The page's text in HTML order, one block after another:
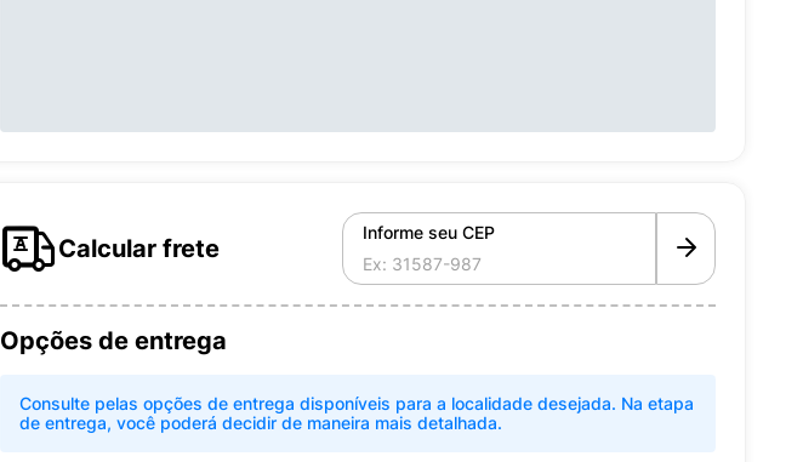
Calcular frete
Informe seu CEP
Opções de entrega
Consulte pelas opções de entrega disponíveis para a localidade desejada. Na etapa
de entrega, você poderá decidir de maneira mais detalhada.